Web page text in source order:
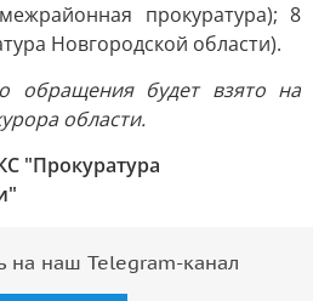
прокуратура); 8
Новгородской области).
обращения будет взято на
области.
"Прокуратура
на наш Telegram-канал